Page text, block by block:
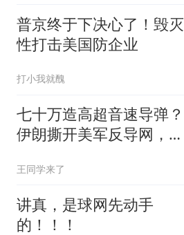
普京终于下决心了！毁灭
性打击美国防企业
打小我就醜
七十万造高超音速导弹？
伊朗撕开美军反导网，炸
王同学来了
讲真，是球网先动手
的！！！